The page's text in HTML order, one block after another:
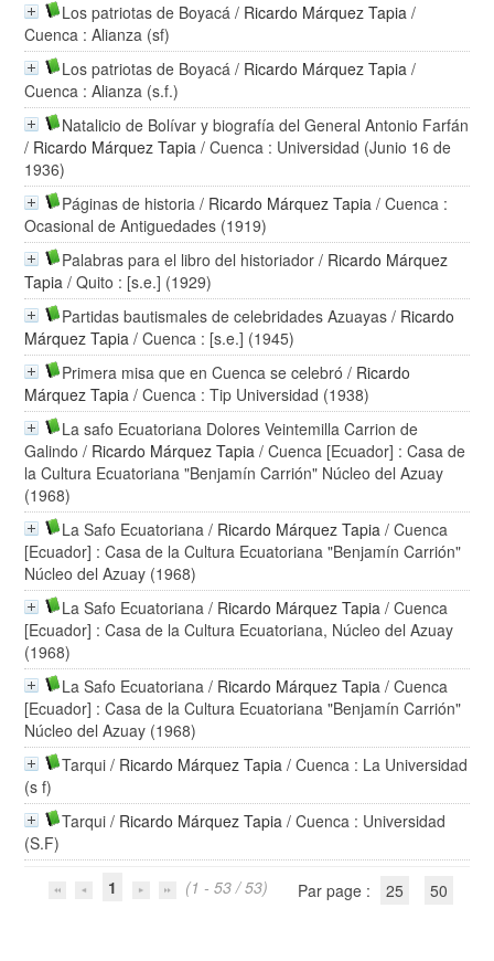
Los patriotas de Boyacá / Ricardo Márquez Tapia /
Cuenca : Alianza (sf)
Los patriotas de Boyacá / Ricardo Márquez Tapia /
Cuenca : Alianza (s.f.)
Natalicio de Bolívar y biografía del General Antonio Farfán
/ Ricardo Márquez Tapia / Cuenca : Universidad (Junio 16 de
1936)
Páginas de historia / Ricardo Márquez Tapia / Cuenca :
Ocasional de Antiguedades (1919)
Palabras para el libro del historiador / Ricardo Márquez
Tapia / Quito : [s.e.] (1929)
Partidas bautismales de celebridades Azuayas / Ricardo
Márquez Tapia / Cuenca : [s.e.] (1945)
Primera misa que en Cuenca se celebró / Ricardo
Márquez Tapia / Cuenca : Tip Universidad (1938)
La safo Ecuatoriana Dolores Veintemilla Carrion de
Galindo / Ricardo Márquez Tapia / Cuenca [Ecuador] : Casa de
la Cultura Ecuatoriana "Benjamín Carrión" Núcleo del Azuay
(1968)
La Safo Ecuatoriana / Ricardo Márquez Tapia / Cuenca
[Ecuador] : Casa de la Cultura Ecuatoriana "Benjamín Carrión"
Núcleo del Azuay (1968)
La Safo Ecuatoriana / Ricardo Márquez Tapia / Cuenca
[Ecuador] : Casa de la Cultura Ecuatoriana, Núcleo del Azuay
(1968)
La Safo Ecuatoriana / Ricardo Márquez Tapia / Cuenca
[Ecuador] : Casa de la Cultura Ecuatoriana "Benjamín Carrión"
Núcleo del Azuay (1968)
Tarqui / Ricardo Márquez Tapia / Cuenca : La Universidad
(s f)
Tarqui / Ricardo Márquez Tapia / Cuenca : Universidad
(S.F)
1
(1 - 53 / 53) Par page : 25 50